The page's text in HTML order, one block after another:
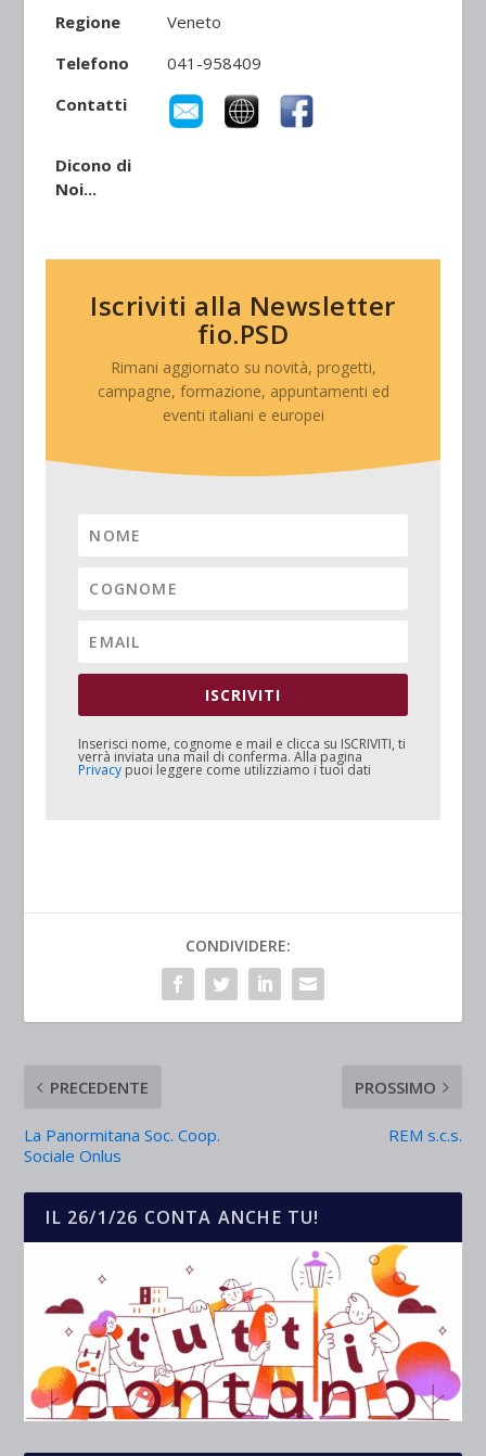
Regione
Veneto
Telefono
041-958409
Contatti
Dicono di
Noi...
Iscriviti alla Newsletter
fio.PSD
Rimani aggiornato su novità, progetti,
campagne, formazione, appuntamenti ed
eventi italiani e europei
ISCRIVITI
Inserisci nome, cognome e mail e clicca su ISCRIVITI, ti
verrà inviata una mail di conferma. Alla pagina
Privacy puoi leggere come utilizziamo i tuoi dati
CONDIVIDERE:
PRECEDENTE
La Panormitana Soc. Coop.
Sociale Onlus
PROSSIMO
REM s.c.s.
IL 26/1/26 CONTA ANCHE TU!